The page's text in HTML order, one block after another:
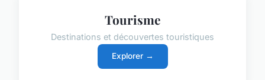
Tourisme
Destinations et découvertes touristiques
Explorer →